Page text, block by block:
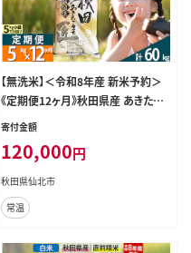
【無洗米】＜令和8年産 新米予約＞
《定期便12ヶ月》秋田県産 あきたこま
ち 5kg (5kg×1袋) ×12回 5キロ お
kg 米 5kg定期便 お米定期便 あきた
こまち ごはん 米 お米]
寄付金額
120,000円
秋田県仙北市
常温